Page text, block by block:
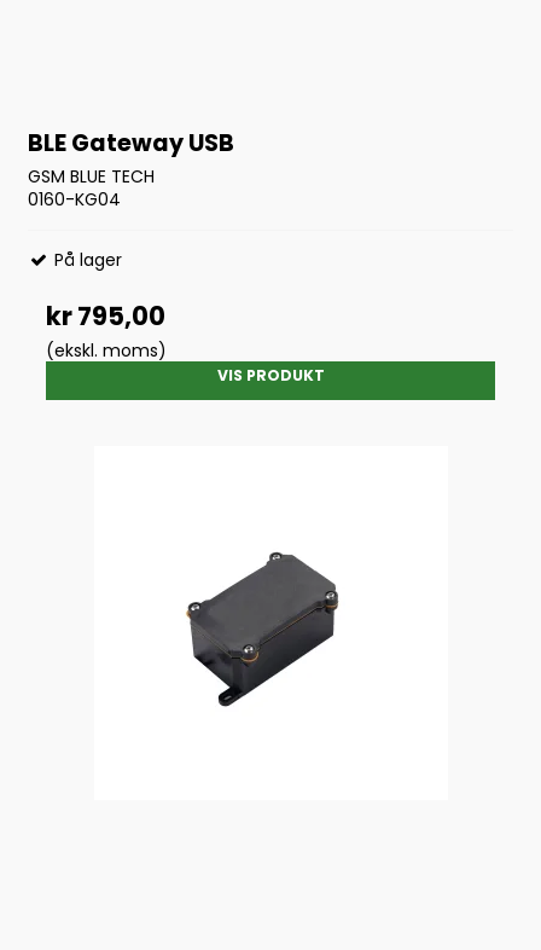
BLE Gateway USB
GSM BLUE TECH
0160-KG04
På lager
kr 795,00
(ekskl. moms)
VIS PRODUKT